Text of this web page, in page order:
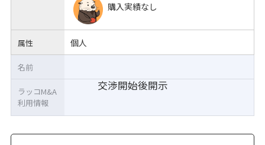
購入実績なし
属性 個人
交渉開始後開示
名前
ラッコM&A
利用情報